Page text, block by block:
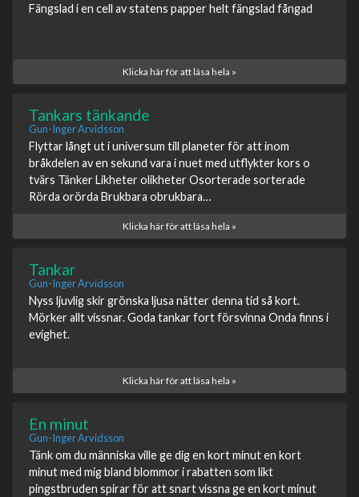
Fängslad i en cell av statens papper helt fängslad fångad
Klicka här för att läsa hela »
Tankars tänkande
Gun-Inger Arvidsson
Flyttar långt ut i universum till planeter för att inom
bråkdelen av en sekund vara i nuet med utflykter kors o
tvärs Tänker Likheter olikheter Osorterade sorterade
Rörda orörda Brukbara obrukbara…
Klicka här för att läsa hela »
Tankar
Gun-Inger Arvidsson
Nyss ljuvlig skir grönska ljusa nätter denna tid så kort.
Mörker allt vissnar. Goda tankar fort försvinna Onda finns i
evighet.
Klicka här för att läsa hela »
En minut
Gun-Inger Arvidsson
Tänk om du människa ville ge dig en kort minut en kort
minut med mig bland blommor i rabatten som likt
pingstbruden spirar för att snart vissna ge en kort minut